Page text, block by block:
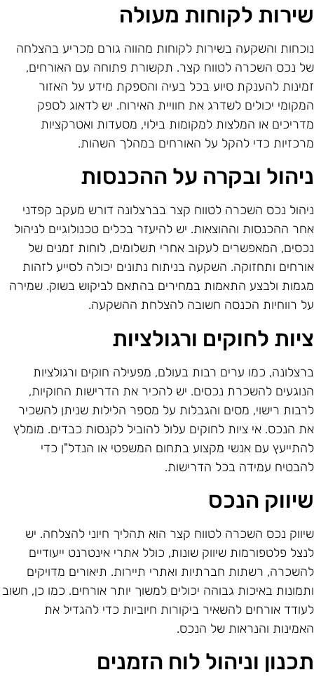
לקוחות מעולה
והשקעה בשירות לקוחות מהווה גורם מכריע בהצלחה
נכס השכרה לטווח קצר. תקשורת פתוחה עם האורחים,
להענקת סיוע בכל בעיה והספקת מידע על האזור
יכולים לשדרג את חוויית האירוח. יש לדאוג לספק
או המלצות למקומות בילוי, מסעדות ואטרקציות
כדי להקל על האורחים במהלך השהות.
ובקרה על ההכנסות
נכס השכרה לטווח קצר בברצלונה דורש מעקב קפדני
ההכנסות וההוצאות. יש להיעזר בכלים טכנולוגיים לניהול
המאפשרים לעקוב אחרי תשלומים, לוחות זמנים של
ותחזוקה. השקעה בניתוח נתונים יכולה לסייע לזהות
ולבצע התאמות במחירים בהתאם לביקוש בשוק. שמירה
רווחיות הכנסה חשובה להצלחת ההשקעה.
לחוקים ורגולציות
כמו ערים רבות בעולם, מפעילה חוקים ורגולציות
להשכרת נכסים. יש להכיר את הדרישות החוקיות,
רישוי, מסים והגבלות על מספר הלילות שניתן להשכיר
הנכס. אי ציות לחוקים עלול להוביל לקנסות כבדים. מומלץ
עם אנשי מקצוע בתחום המשפטי או הנדל"ן כדי
עמידה בכל הדרישות.
הנכס
נכס השכרה לטווח קצר הוא תהליך חיוני להצלחה. יש
פלטפורמות שיווק שונות, כולל אתרי אינטרנט ייעודיים
רשתות חברתיות ואתרי תיירות. תיאורים מדויקים
באיכות גבוהה יכולים למשוך יותר אורחים. כמו כן, חשוב
אורחים להשאיר ביקורות חיוביות כדי להגדיל את
והנראות של הנכס.
וניהול לוח הזמנים